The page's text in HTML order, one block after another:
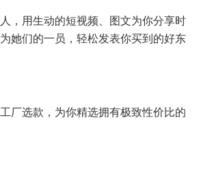
，用生动的短视频、图文为你分享时
她们的一员，轻松发表你买到的好东
厂选款，为你精选拥有极致性价比的